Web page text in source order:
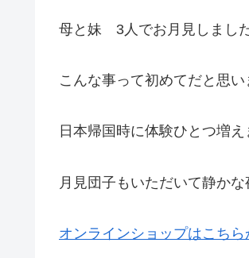
母と妹 3人でお月見しまし
こんな事って初めてだと思い
日本帰国時に体験ひとつ増え
月見団子もいただいて静かな
オンラインショップはこちら